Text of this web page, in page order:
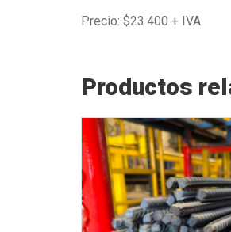
Precio: $23.400 + IVA
Productos